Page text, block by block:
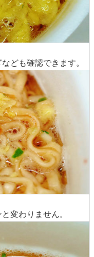
ども確認できます。
変わりません。